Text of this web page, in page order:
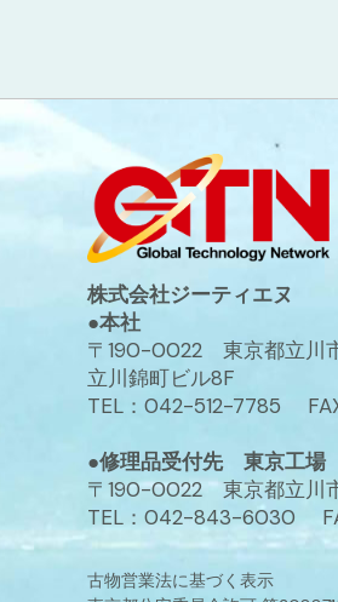
株式会社ジーティエヌ
●本社
〒190-0022 東京都立川
立川錦町ビル8F
TEL：042-512-7785
●修理品受付先 東京工場
〒190-0022 東京都立川
TEL：042-843-6030
古物営業法に基づく表示